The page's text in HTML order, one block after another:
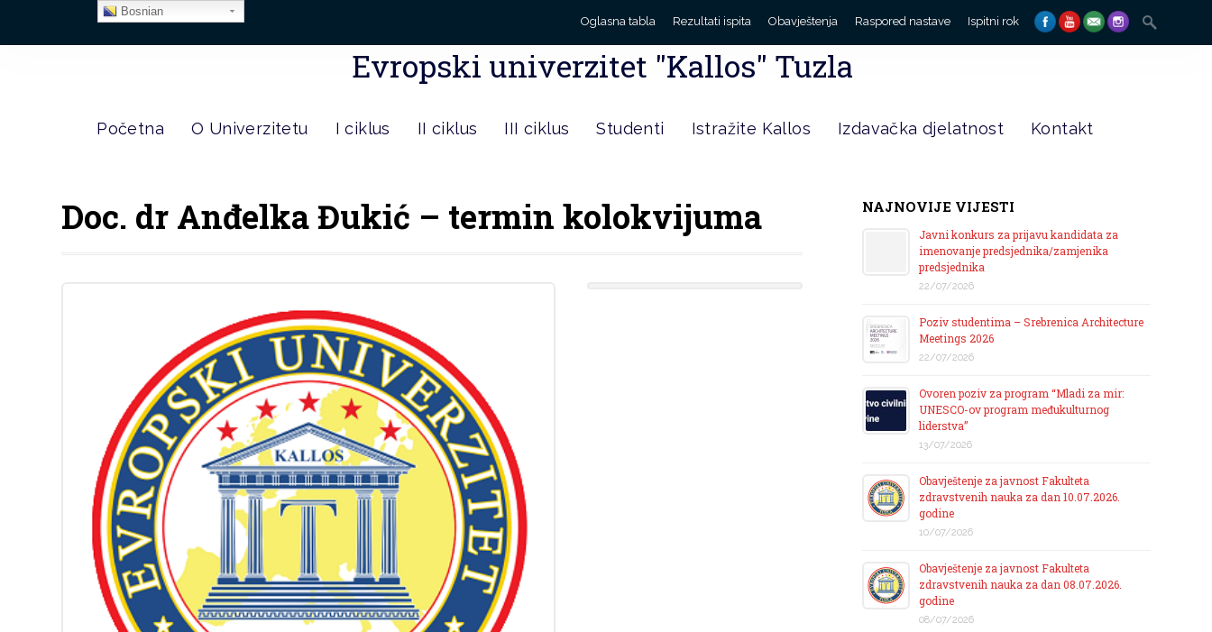
Oglasna tabla Rezultati ispita Obavještenja Raspored nastave Ispitni rok
Search
for:
Evropski univerzitet "Kallos" Tuzla
Početna O Univerzitetu I ciklus II ciklus III ciklus Studenti Istražite Kallos Izdavačka djelatnost Kontakt
Doc. dr Anđelka Đukić – termin kolokvijuma NAJNOVIJE VIJESTI
Javni konkurs za prijavu kandidata za
imenovanje predsjednika/zamjenika
predsjednika
22/07/2026
Poziv studentima – Srebrenica Architecture
Meetings 2026
22/07/2026
Ovoren poziv za program “Mladi za mir:
UNESCO-ov program međukulturnog
liderstva”
13/07/2026
Obavještenje za javnost Fakulteta
zdravstvenih nauka za dan 10.07.2026.
godine
10/07/2026
Obavještenje za javnost Fakulteta
zdravstvenih nauka za dan 08.07.2026.
godine
08/07/2026
Bosnian